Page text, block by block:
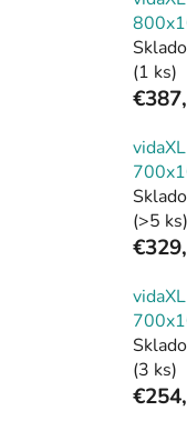
(1 ks)
(>5 ks)
(3 ks)